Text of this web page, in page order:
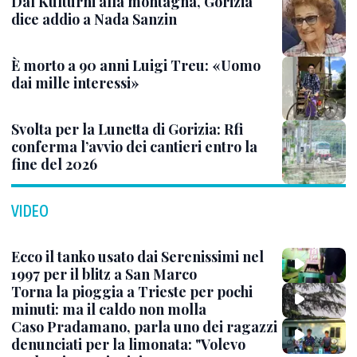
dice addio a Nada Sanzin
È morto a 90 anni Luigi Treu: «Uomo
dai mille interessi»
Svolta per la Lunetta di Gorizia: Rfi
conferma l’avvio dei cantieri entro la
fine del 2026
VIDEO
Ecco il tanko usato dai Serenissimi nel
1997 per il blitz a San Marco
Torna la pioggia a Trieste per pochi
minuti: ma il caldo non molla
Caso Pradamano, parla uno dei ragazzi
denunciati per la limonata: "Volevo